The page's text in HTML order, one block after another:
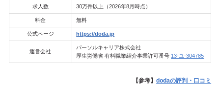
求人数 30万件以上（2026年8月時点）
料金 無料
公式ページ https://doda.jp
運営会社
パーソルキャリア株式会社
厚生労働省 有料職業紹介事業許可番号 13-ユ-304785
【参考】dodaの評判・口コミ